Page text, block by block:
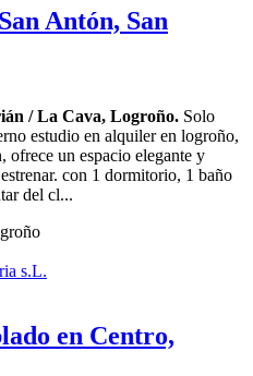
Antón, San
/ La Cava, Logroño. Solo
estudio en alquiler en logroño,
ofrece un espacio elegante y
con 1 dormitorio, 1 baño
del cl...
en Centro,